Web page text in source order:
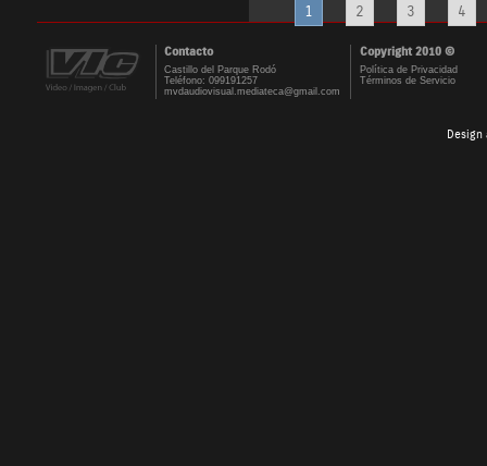
1 2 3 4
Contacto Copyright 2010 ©
Castillo del Parque Rodó
Teléfono: 099191257
mvdaudiovisual.mediateca@gmail.com
Política de Privacidad
Términos de Servicio